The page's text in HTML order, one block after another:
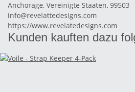
Anchorage, Vereinigte Staaten, 99503
info@revelattedesigns.com
https://www.revelatedesigns.com
Kunden kauften dazu